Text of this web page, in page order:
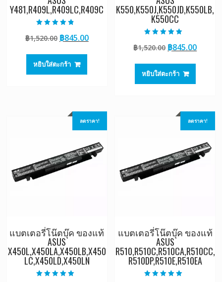
Y481,R409L,R409LC,R409C
4.50
ตั้งแต่ 1-5
฿1,520.00 Original
was:
฿1,520.00.
฿845.00Current
หยิบใส่ตะกร้า
K550,K550J,K550JD,K550LB,
K550CC
5.00
ตั้งแต่ 1-5
฿1,520.00 Original
was:
฿1,520.00.
฿845.00
หยิบใส่ตะกร้า
ลดราคา!
แบตเตอรี่โน๊ตบุ๊ค ของแท้
ASUS
X450L,X450LA,X450LB,X450
LC,X450LD,X450LN
ลดราคา!
แบตเตอรี่โน๊ตบุ๊ค ของแท้
ASUS
R510,R510C,R510CA,R510CC,
R510DP,R510E,R510EA